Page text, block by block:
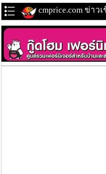
cmprice.com ข่าว